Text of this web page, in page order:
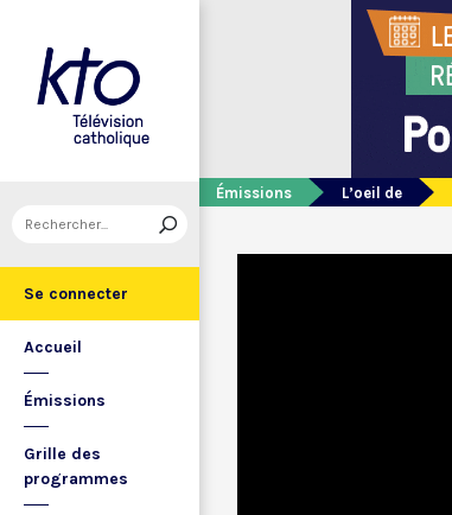
Se connecter
Accueil
Émissions
Grille des
programmes
Émissions L’oeil de